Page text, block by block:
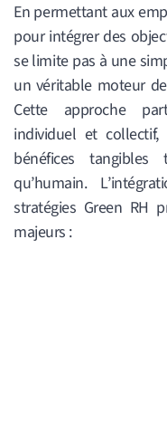
En permettant aux
pour intégrer des
se limite pas à une
un véritable moteur
Cette approche
individuel et
bénéfices
qu’humain.
stratégies Green RH
majeurs :